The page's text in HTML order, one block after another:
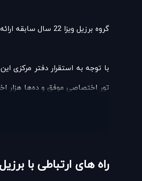
گروه برزیل ویزا 22 سال سابقه ارائه خدمات گردشگری، اخذ ویزا و پاسپورت، برگزاری تورهای اختصاصی برزیل را دارد.
با توجه به استقرار دفتر مرکزی
تور اختصاصی موفق و ده‌ها هزار
راه های ارتباطی با